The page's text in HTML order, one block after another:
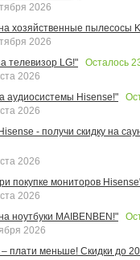
2026
хозяйственные пылесосы
2026
телевизор LG!"
Осталось
2026
аудиосистемы Hisense!"
2026
- получи скидку на
2026
покупке мониторов
2026
ноутбуки MAIBENBEN!"
2026
плати меньше! Скидки до